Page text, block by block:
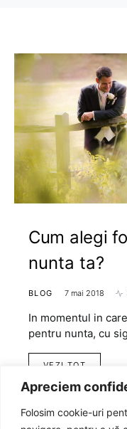
Apreciem
Folosim cookie-uri
Cum alegi
nunta ta?
BLOG 7 mai 2018
In momentul in
pentru nunta, cu
VEZI TOT